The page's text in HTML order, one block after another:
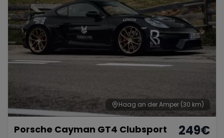
Haag an der Amper (30 km)
Porsche Cayman GT4 Clubsport 249€